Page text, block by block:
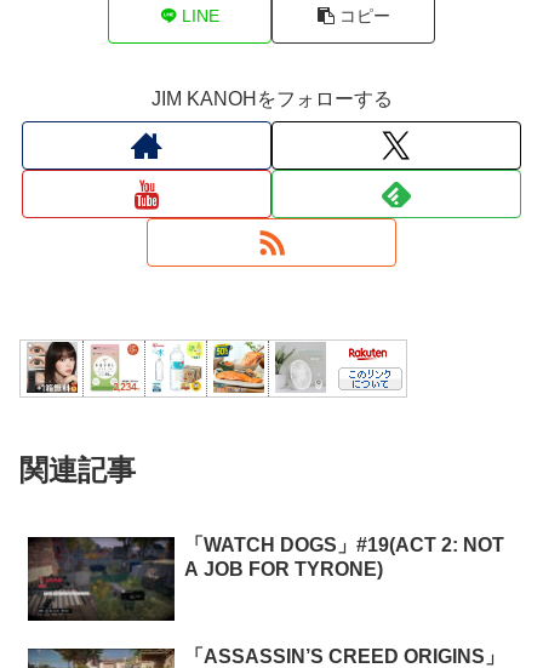
LINE コピー
JIM KANOHをフォローする
関連記事
「WATCH DOGS」#19(ACT 2: NOT
A JOB FOR TYRONE)
「ASSASSIN’S CREED ORIGINS」